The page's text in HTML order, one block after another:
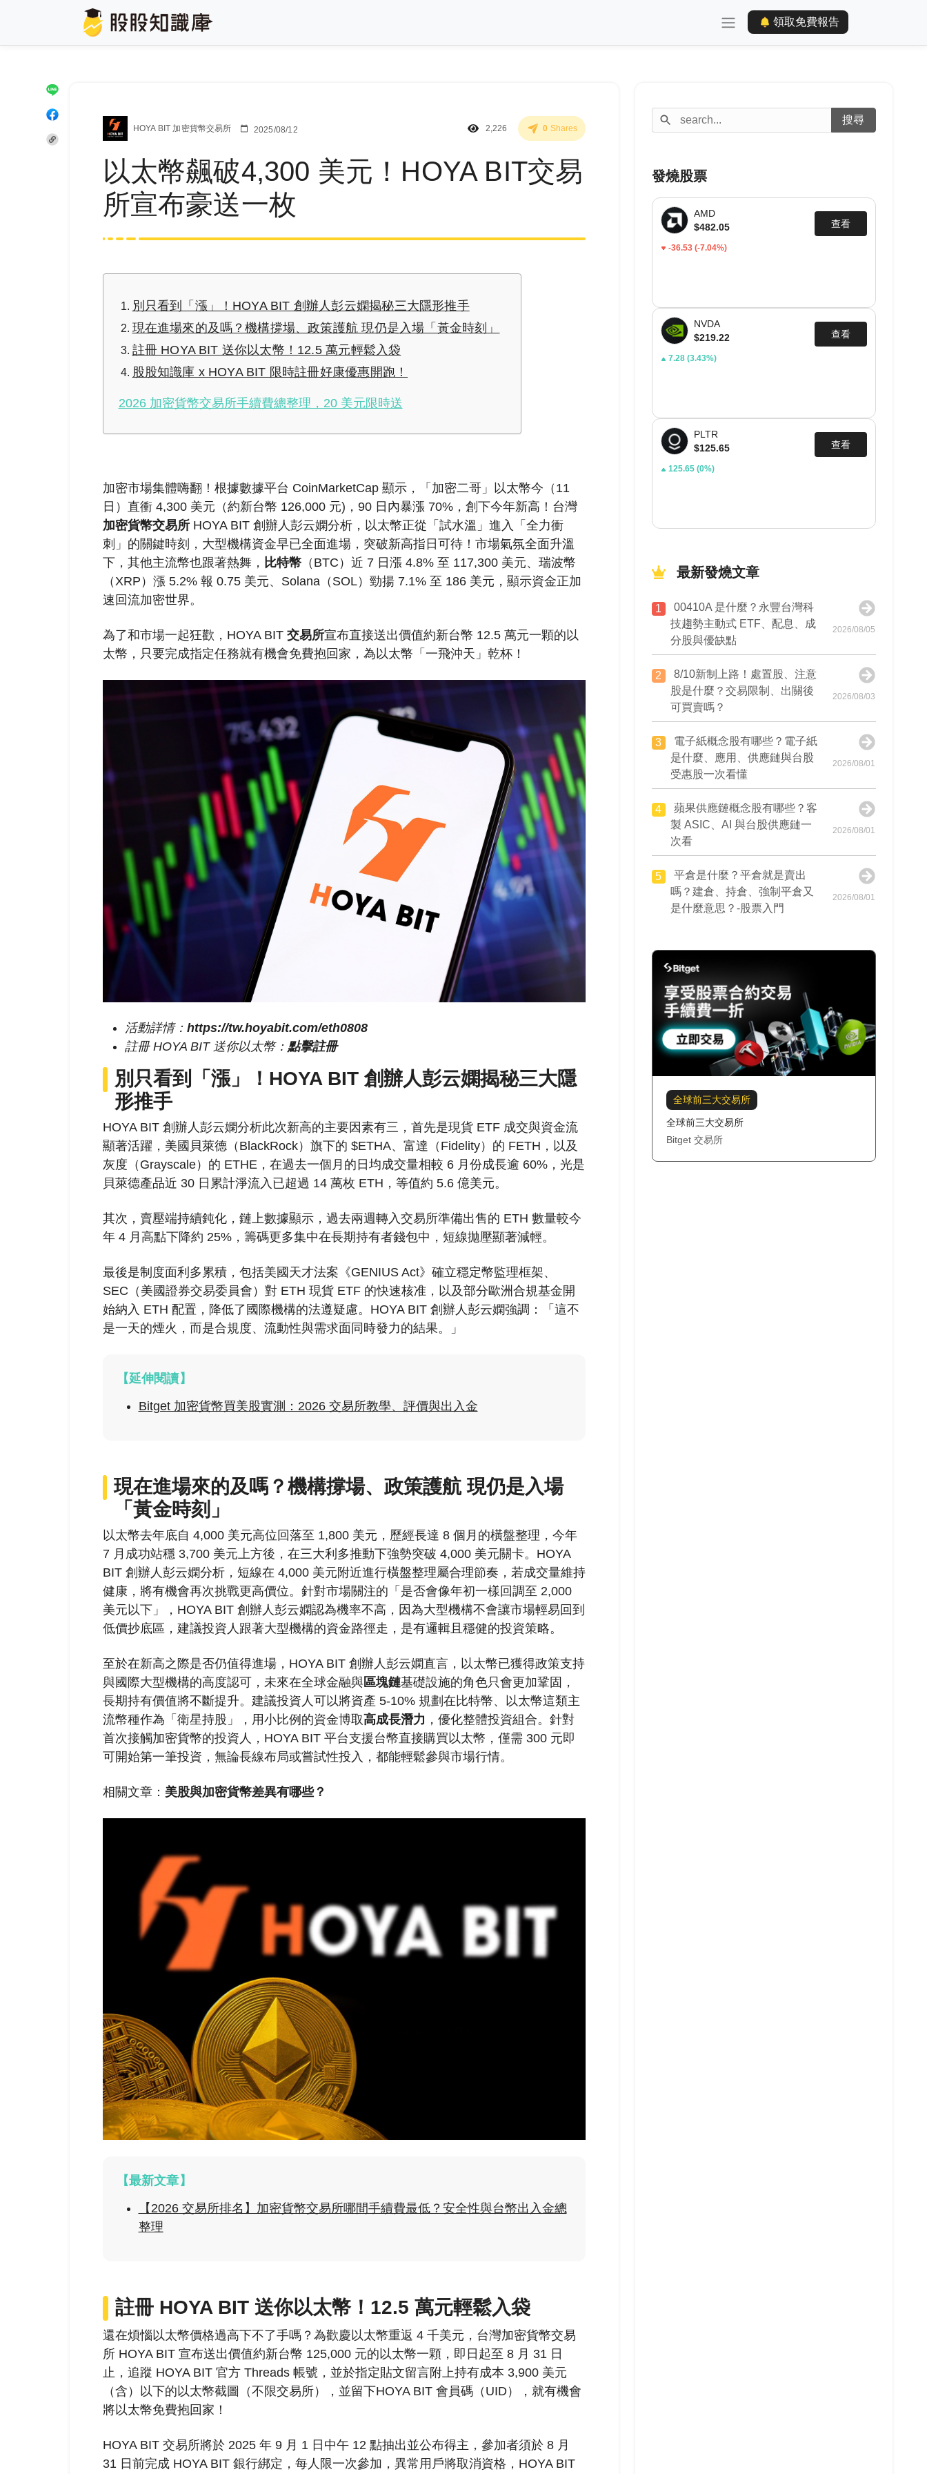
領取免費報告
HOYA BIT 加密貨幣交易所 2025/08/12 2,226 0 Shares
以太幣飆破4,300 美元！HOYA BIT交易
所宣布豪送一枚
別只看到「漲」！HOYA BIT 創辦人彭云嫻揭秘三大隱形推手
現在進場來的及嗎？機構撐場、政策護航 現仍是入場「黃金時刻」
註冊 HOYA BIT 送你以太幣！12.5 萬元輕鬆入袋
股股知識庫 x HOYA BIT 限時註冊好康優惠開跑！
2026 加密貨幣交易所手續費總整理，20 美元限時送
加密市場集體嗨翻！根據數據平台 CoinMarketCap 顯示，「加密二哥」以太幣今（11
日）直衝 4,300 美元（約新台幣 126,000 元)，90 日內暴漲 70%，創下今年新高！台灣
加密貨幣交易所HOYA BIT 創辦人彭云嫻分析，以太幣正從「試水溫」進入「全力衝
刺」的關鍵時刻，大型機構資金早已全面進場，突破新高指日可待！市場氣氛全面升溫
下，其他主流幣也跟著熱舞， 比特幣（BTC）近 7 日漲 4.8% 至 117,300 美元、瑞波幣
（XRP）漲 5.2% 報 0.75 美元、Solana（SOL）勁揚 7.1% 至 186 美元，顯示資金正加
速回流加密世界。
為了和市場一起狂歡，HOYA BIT 交易所宣布直接送出價值約新台幣 12.5 萬元一顆的以
太幣，只要完成指定任務就有機會免費抱回家，為以太幣「一飛沖天」乾杯！
活動詳情： https://tw.hoyabit.com/eth0808
註冊 HOYA BIT 送你以太幣： 點擊註冊
別只看到「漲」！HOYA BIT 創辦人彭云嫻揭秘三大隱
形推手
HOYA BIT 創辦人彭云嫻分析此次新高的主要因素有三，首先是現貨 ETF 成交與資金流
顯著活躍，美國貝萊德（BlackRock）旗下的 $ETHA、富達（Fidelity）的 FETH，以及
灰度（Grayscale）的 ETHE，在過去一個月的日均成交量相較 6 月份成長逾 60%，光是
貝萊德產品近 30 日累計淨流入已超過 14 萬枚 ETH，等值約 5.6 億美元。
其次，賣壓端持續鈍化，鏈上數據顯示，過去兩週轉入交易所準備出售的 ETH 數量較今
年 4 月高點下降約 25%，籌碼更多集中在長期持有者錢包中，短線拋壓顯著減輕。
最後是制度面利多累積，包括美國天才法案《GENIUS Act》確立穩定幣監理框架、
SEC（美國證券交易委員會）對 ETH 現貨 ETF 的快速核准，以及部分歐洲合規基金開
始納入 ETH 配置，降低了國際機構的法遵疑慮。HOYA BIT 創辦人彭云嫻強調：「這不
是一天的煙火，而是合規度、流動性與需求面同時發力的結果。」
【延伸閱讀】
Bitget 加密貨幣買美股實測：2026 交易所教學、評價與出入金
現在進場來的及嗎？機構撐場、政策護航 現仍是入場
「黃金時刻」
以太幣去年底自 4,000 美元高位回落至 1,800 美元，歷經長達 8 個月的橫盤整理，今年
7 月成功站穩 3,700 美元上方後，在三大利多推動下強勢突破 4,000 美元關卡。HOYA
BIT 創辦人彭云嫻分析，短線在 4,000 美元附近進行橫盤整理屬合理節奏，若成交量維持
健康，將有機會再次挑戰更高價位。針對市場關注的「是否會像年初一樣回調至 2,000
美元以下」，HOYA BIT 創辦人彭云嫻認為機率不高，因為大型機構不會讓市場輕易回到
低價抄底區，建議投資人跟著大型機構的資金路徑走，是有邏輯且穩健的投資策略。
至於在新高之際是否仍值得進場，HOYA BIT 創辦人彭云嫻直言，以太幣已獲得政策支持
與國際大型機構的高度認可，未來在全球金融與區塊鏈基礎設施的角色只會更加鞏固，
長期持有價值將不斷提升。建議投資人可以將資產 5-10% 規劃在比特幣、以太幣這類主
流幣種作為「衛星持股」，用小比例的資金博取高成長潛力 ，優化整體投資組合。針對
首次接觸加密貨幣的投資人，HOYA BIT 平台支援台幣直接購買以太幣，僅需 300 元即
可開始第一筆投資，無論長線布局或嘗試性投入，都能輕鬆參與市場行情。
相關文章： 美股與加密貨幣差異有哪些？
【最新文章】
【2026 交易所排名】加密貨幣交易所哪間手續費最低？安全性與台幣出入金總
整理
註冊 HOYA BIT 送你以太幣！12.5 萬元輕鬆入袋
還在煩惱以太幣價格過高下不了手嗎？為歡慶以太幣重返 4 千美元，台灣加密貨幣交易
所 HOYA BIT 宣布送出價值約新台幣 125,000 元的以太幣一顆，即日起至 8 月 31 日
止，追蹤 HOYA BIT 官方 Threads 帳號，並於指定貼文留言附上持有成本 3,900 美元
（含）以下的以太幣截圖（不限交易所），並留下HOYA BIT 會員碼（UID），就有機會
將以太幣免費抱回家！
HOYA BIT 交易所將於 2025 年 9 月 1 日中午 12 點抽出並公布得主，參加者須於 8 月
31 日前完成 HOYA BIT 銀行綁定，每人限一次參加，異常用戶將取消資格，HOYA BIT
發燒股票
AMD
$482.05
查看
-36.53 (-7.04%)
NVDA
$219.22
查看
7.28 (3.43%)
PLTR
$125.65
查看
125.65 (0%)
最新發燒文章
1
00410A 是什麼？永豐台灣科
技趨勢主動式 ETF、配息、成
分股與優缺點
2026/08/05
2
8/10新制上路！處置股、注意
股是什麼？交易限制、出關後
可買賣嗎？
2026/08/03
3
電子紙概念股有哪些？電子紙
是什麼、應用、供應鏈與台股
受惠股一次看懂
2026/08/01
4
蘋果供應鏈概念股有哪些？客
製 ASIC、AI 與台股供應鏈一
次看
2026/08/01
5
平倉是什麼？平倉就是賣出
嗎？建倉、持倉、強制平倉又
是什麼意思？-股票入門
2026/08/01
全球前三大交易所
全球前三大交易所
Bitget 交易所